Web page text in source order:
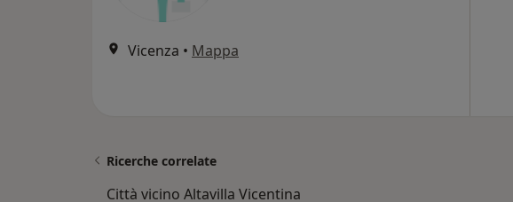
Vicenza • Mappa
Ricerche correlate
Città vicino Altavilla Vicentina